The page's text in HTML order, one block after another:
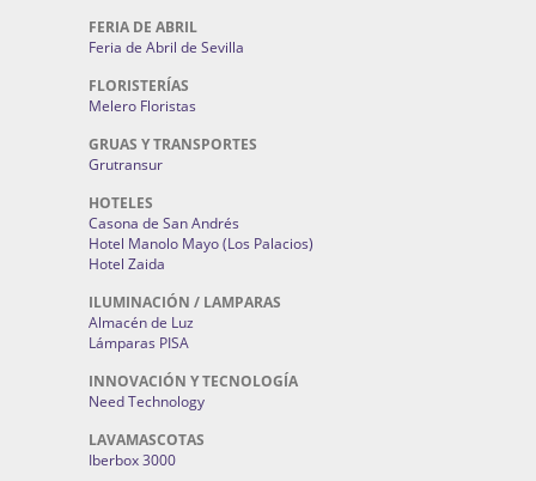
FERIA DE ABRIL
Feria de Abril de Sevilla
FLORISTERÍAS
Melero Floristas
GRUAS Y TRANSPORTES
Grutransur
HOTELES
Casona de San Andrés
Hotel Manolo Mayo (Los Palacios)
Hotel Zaida
ILUMINACIÓN / LAMPARAS
Almacén de Luz
Lámparas PISA
INNOVACIÓN Y TECNOLOGÍA
Need Technology
LAVAMASCOTAS
Iberbox 3000